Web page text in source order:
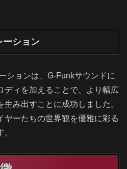
ーション
ションは、G-Funkサウンドに
ディを加えることで、より幅広
み出すことに成功しました。
ヤーたちの世界観を優雅に彩る